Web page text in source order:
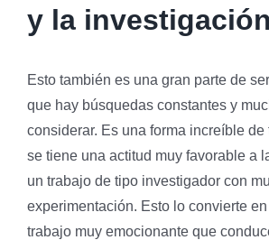
y la investigación
Esto también es una gran parte de
que hay búsquedas constantes y
considerar. Es una forma increíble
se tiene una actitud muy favorable a
un trabajo de tipo investigador con
experimentación. Esto lo convierte
trabajo muy emocionante que